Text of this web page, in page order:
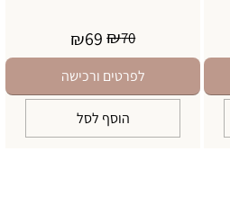
₪70
₪69
לפרטים ורכישה
הוסף לסל